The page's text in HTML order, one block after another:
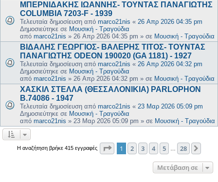
ΜΠΕΡΝΙΔΑΚΗΣ ΙΩΑΝΝΗΣ- ΤΟΥΝΤΑΣ ΠΑΝΑΓΙΩΤΗΣ
COLUMBIA 7203-F - 1939
Τελευταία δημοσίευση από marco21nis « 26 Απρ 2026 04:35 pm
Δημοσιεύτηκε σε Μουσική - Τραγούδια
από marco21nis » 26 Απρ 2026 04:35 pm » σε Μουσική - Τραγούδια
ΒΙΔΑΛΗΣ ΓΕΩΡΓΙΟΣ- ΒΑΛΕΡΗΣ ΤΙΤΟΣ- ΤΟΥΝΤΑΣ
ΠΑΝΑΓΙΩΤΗΣ ODEON 190020 (GA 1181) - 1927
Τελευταία δημοσίευση από marco21nis « 26 Απρ 2026 04:32 pm
Δημοσιεύτηκε σε Μουσική - Τραγούδια
από marco21nis » 26 Απρ 2026 04:32 pm » σε Μουσική - Τραγούδια
ΧΑΣΚΙΛ ΣΤΕΛΛΑ (ΘΕΣΣΑΛΟΝΙΚΙΑ) PARLOPHON
B.74086 - 1947
Τελευταία δημοσίευση από marco21nis « 23 Μαρ 2026 05:09 pm
Δημοσιεύτηκε σε Μουσική - Τραγούδια
από marco21nis » 23 Μαρ 2026 05:09 pm » σε Μουσική - Τραγούδια
Η αναζήτηση βρήκε 415 εγγραφές Σελίδα από28
1 2 3 4 5 28
Μετάβαση σε